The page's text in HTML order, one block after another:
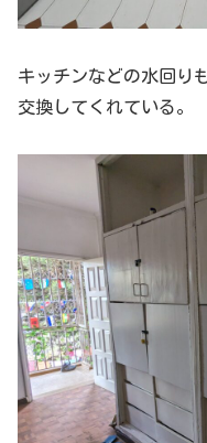
キッチンなどの水回り
交換してくれている。